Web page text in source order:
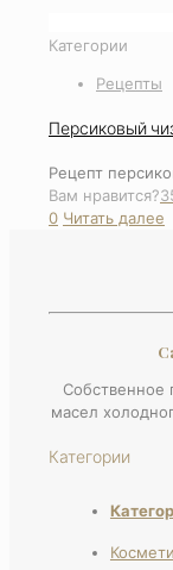
Категории
Рецепты
Персиковый
Рецепт
Вам нравится?
0 Читать далее
Собственное
масел
Категории